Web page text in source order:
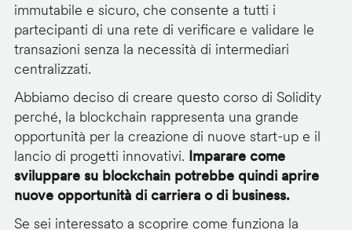
immutabile e sicuro, che consente a tutti i
partecipanti di una rete di verificare e validare le
transazioni senza la necessità di intermediari
centralizzati.
Abbiamo deciso di creare questo corso di Solidity
perché, la blockchain rappresenta una grande
opportunità per la creazione di nuove start-up e il
lancio di progetti innovativi. Imparare come
sviluppare su blockchain potrebbe quindi aprire
nuove opportunità di carriera o di business.
Se sei interessato a scoprire come funziona la